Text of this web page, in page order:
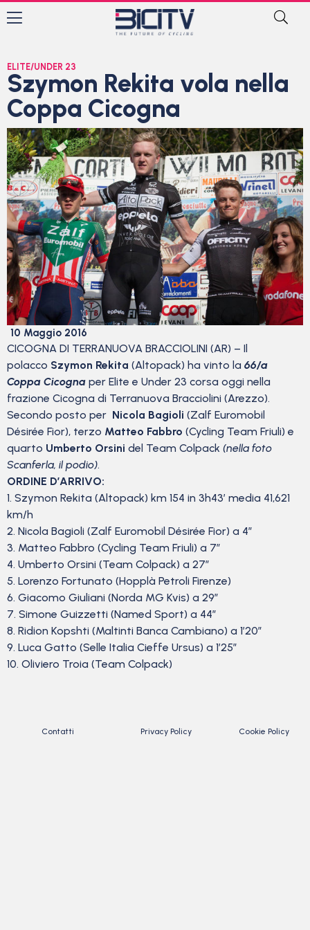
ELITE/UNDER 23
Szymon Rekita vola nella
Coppa Cicogna
10 Maggio 2016
CICOGNA DI TERRANUOVA BRACCIOLINI (AR) – Il
polacco Szymon Rekita (Altopack) ha vinto la 66/a
Coppa Cicogna per Elite e Under 23 corsa oggi nella
frazione Cicogna di Terranuova Bracciolini (Arezzo).
Secondo posto per Nicola Bagioli (Zalf Euromobil
Désirée Fior), terzo Matteo Fabbro (Cycling Team Friuli) e
quarto Umberto Orsini del Team Colpack (nella foto
Scanferla, il podio).
ORDINE D’ARRIVO:
1. Szymon Rekita (Altopack) km 154 in 3h43’ media 41,621
km/h
2. Nicola Bagioli (Zalf Euromobil Désirée Fior) a 4″
3. Matteo Fabbro (Cycling Team Friuli) a 7″
4. Umberto Orsini (Team Colpack) a 27″
5. Lorenzo Fortunato (Hopplà Petroli Firenze)
6. Giacomo Giuliani (Norda MG Kvis) a 29″
7. Simone Guizzetti (Named Sport) a 44″
8. Ridion Kopshti (Maltinti Banca Cambiano) a 1’20”
9. Luca Gatto (Selle Italia Cieffe Ursus) a 1’25”
10. Oliviero Troia (Team Colpack)
Contatti Privacy Policy Cookie Policy